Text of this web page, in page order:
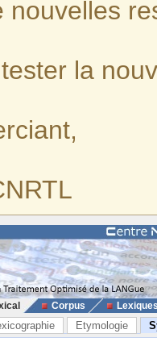
nouvelles
la
Corpus
Etymologie